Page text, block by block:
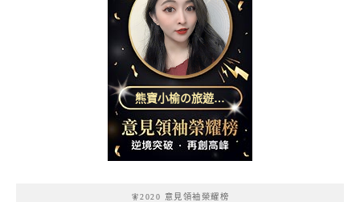
熊寶小榆の旅遊日
記
🧚2020 意見領袖榮耀榜